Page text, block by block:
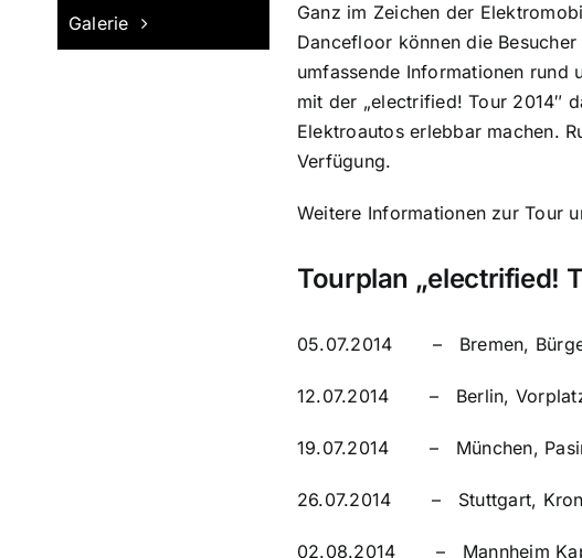
Galerie
Ganz im Zeichen der
Dancefloor können die
umfassende Informationen
mit der „electrified! Tour 2014″
Elektroautos erlebbar machen.
Verfügung.
Weitere Informationen zur Tour
Tourplan „electrified!
05.07.2014 – Bremen,
12.07.2014 – Berlin, Vorplatz
19.07.2014 – München,
26.07.2014 – Stuttgart,
02.08.2014 – Mannheim